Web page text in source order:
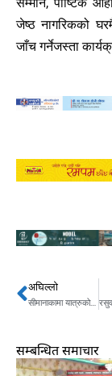
जेष्ठ नागरिकको
जाँच गर्नेजस्ता
Prev
अघिल्लो
सीमानाकामा यात्रुको आवागमन सहजीकरण गरिँदै
सम्बन्धित समाचार